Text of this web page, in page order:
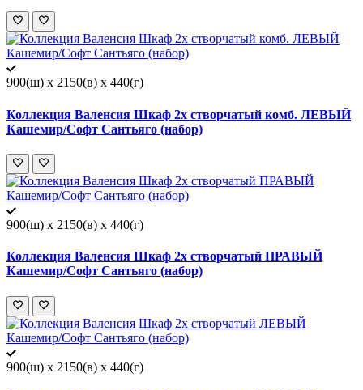
900(ш) x 2150(в) x 440(г)
Коллекция Валенсия Шкаф 2х створчатый комб. ЛЕВЫЙ
Кашемир/Софт Сантьяго (набор)
900(ш) x 2150(в) x 440(г)
Коллекция Валенсия Шкаф 2х створчатый ПРАВЫЙ
Кашемир/Софт Сантьяго (набор)
900(ш) x 2150(в) x 440(г)